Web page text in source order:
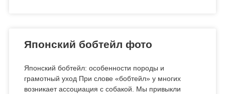
Японский бобтейл фото
Японский бобтейл: особенности породы и
грамотный уход При слове «бобтейл» у многих
возникает ассоциация с собакой. Мы привыкли